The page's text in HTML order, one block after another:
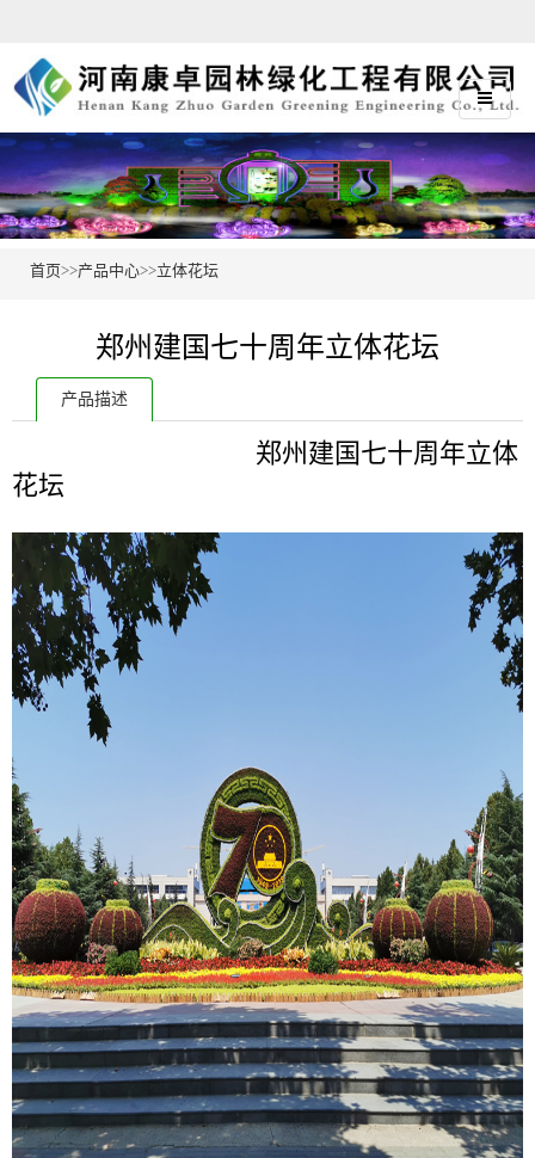
首页>>产品中心>>立体花坛
郑州建国七十周年立体花坛
产品描述
郑州建国七十周年立体
花坛